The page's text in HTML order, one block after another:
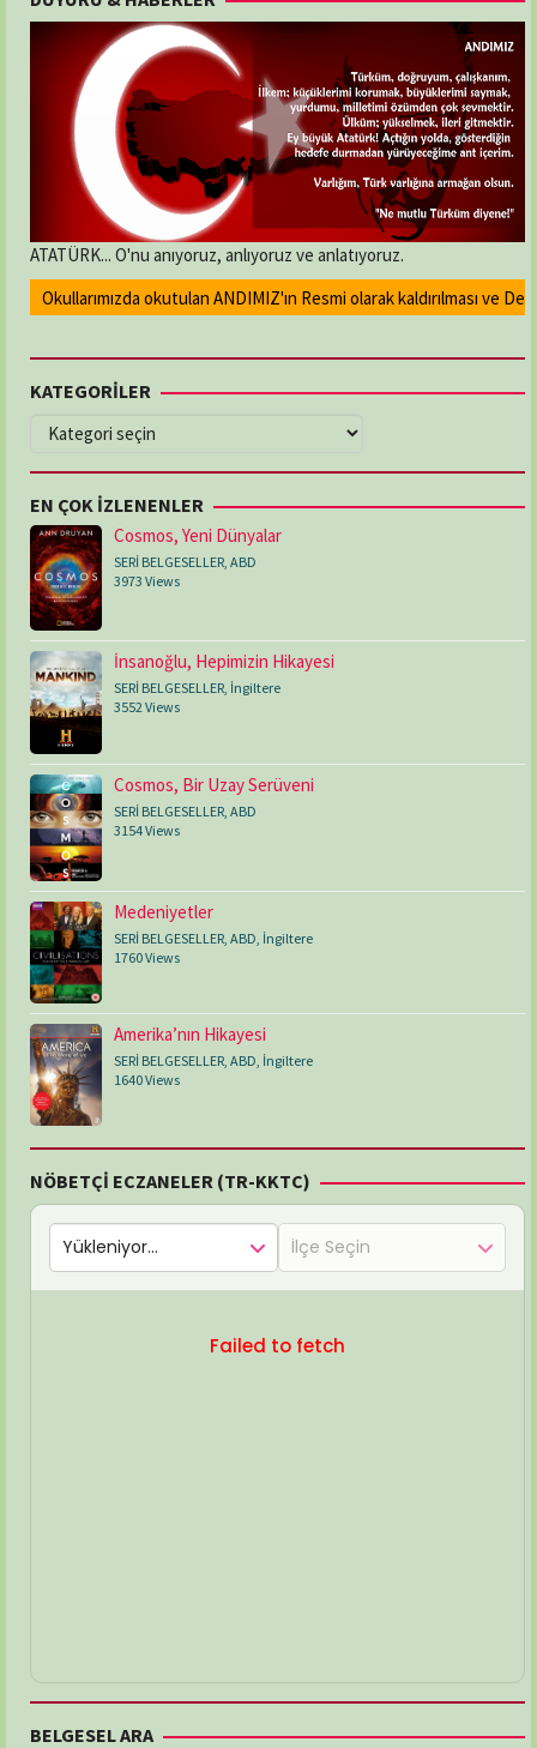
ATATÜRK... O'nu anıyoruz, anlıyoruz ve anlatıyoruz.
Okullarımızda okutulan ANDIMIZ'ın Resmi olarak kaldırılması ve
KATEGORİLER
KATEGORİLER
EN ÇOK İZLENENLER
Cosmos, Yeni Dünyalar
SERİ BELGESELLER, ABD
3973 Views
İnsanoğlu, Hepimizin Hikayesi
SERİ BELGESELLER, İngiltere
3552 Views
Cosmos, Bir Uzay Serüveni
SERİ BELGESELLER ABD
3154 Views
Medeniyetler
SERİ BELGESELLER ABD İngiltere
1760 Views
Amerika’nın Hikayesi
SERİ BELGESELLER ABD İngiltere
1640 Views
NÖBETÇİ ECZANELER (TR-KKTC)
Failed to fetch
BELGESEL ARA